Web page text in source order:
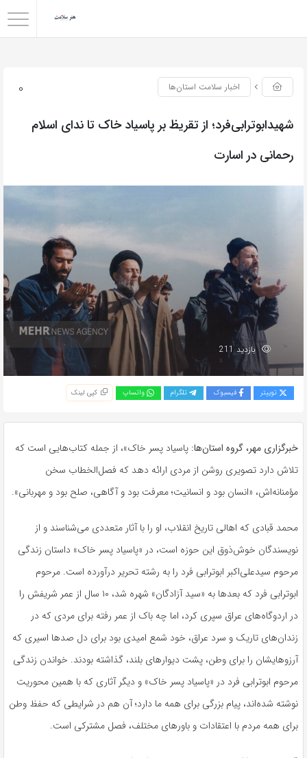
0 اخبار سلامت استان‌ها
شهیدابوترابی‌فرد؛ از تقریظ بر پاسیاد خاک تا ندای اسلام
رحمانی در اسارت
بازدید 211
توییتر فیسبوک تلگرام واتساپ کپی لینک
خبرگزاری مهر، گروه استان‌ها: پاسیاد پسر خاک»، از جمله کتاب‌هایی است که
تلاش دارد تصویری روشن از مردی ارائه دهد که فصل‌الخطاب سخن
مؤمنانه‌اش، «انسان بود و انسانیت؛ معرفت بود و آگاهی، صلح بود و مهربانی».
محمد قبادی که اهالی تاریخ انقلاب، او را با آثار متعددی می‌شناسند و از
نویسندگان خوش‌ذوق این حوزه است، در «پاسیاد پسر خاک» داستان زندگی
مرحوم سیدعلی‌اکبر ابوترابی فرد را به رشته تحریر درآورده است. مرحوم
ابوترابی فرد که بعدها به «سید آزادگان» شهره شد، ۱۰ سال از عمر شریفش را
در اردوگاه‌های عراق سپری کرد، اما چه باک از عمر رفته برای مردی که در
زندان‌های تاریک و سرد عراق، خود شمع امیدی بود برای دل صدها اسیری که
آرزوهایشان را برای وطن، پشت دیوارهای بلند، گذاشته بودند. خواندن زندگی
مرحوم ابوترابی فرد در «پاسیاد پسر خاک» و دیگر آثاری که با همین محوریت
نوشته شده‌اند، پیام بزرگی برای همه ما دارد؛ آن هم در شرایطی که حفظ وطن
برای همه مردم با اعتقادات و باورهای مختلف، فصل مشترکی است.